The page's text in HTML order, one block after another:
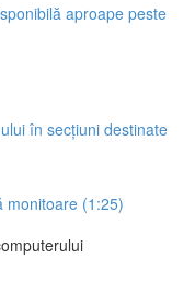
aproape peste
în secțiuni destinate
monitoare (1:25)